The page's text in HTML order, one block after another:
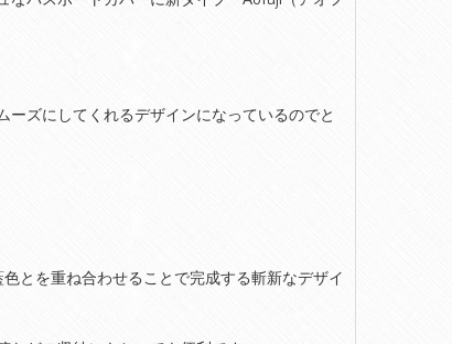
ズにしてくれるデザインになっているのでと
とを重ね合わせることで完成する斬新なデザイ